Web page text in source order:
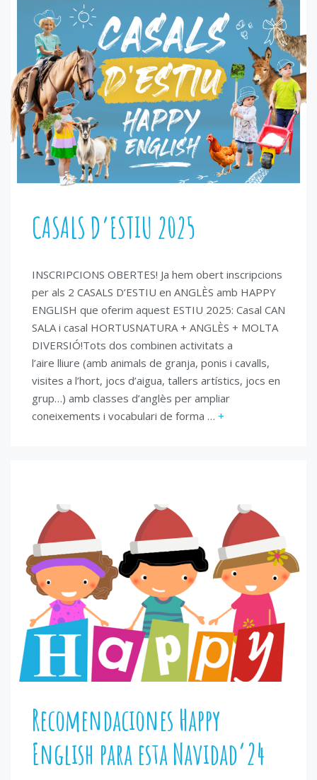
CASALS D’ESTIU 2025
INSCRIPCIONS OBERTES! Ja hem obert inscripcions
per als 2 CASALS D’ESTIU en ANGLÈS amb HAPPY
ENGLISH que oferim aquest ESTIU 2025: Casal CAN
SALA i casal HORTUSNATURA + ANGLÈS + MOLTA
DIVERSIÓ!Tots dos combinen activitats a
l’aire lliure (amb animals de granja, ponis i cavalls,
visites a l’hort, jocs d’aigua, tallers artístics, jocs en
grup…) amb classes d’anglès per ampliar
coneixements i vocabulari de forma … +
Recomendaciones Happy
English para esta Navidad’24